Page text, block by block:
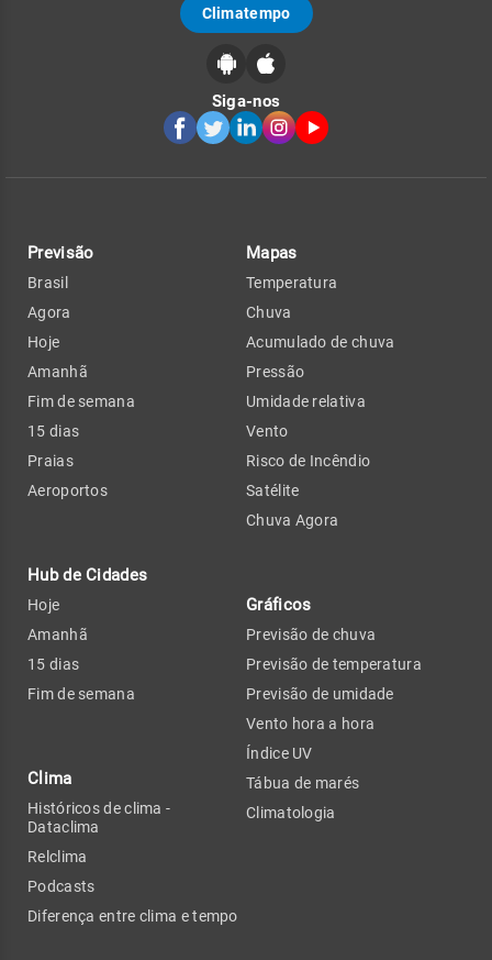
Climatempo
Siga-nos
Previsão
Brasil
Agora
Hoje
Amanhã
Fim de semana
15 dias
Praias
Aeroportos
Hub de Cidades
Hoje
Amanhã
15 dias
Fim de semana
Clima
Históricos de clima -
Dataclima
Relclima
Podcasts
Diferença entre clima e tempo
Mapas
Temperatura
Chuva
Acumulado de chuva
Pressão
Umidade relativa
Vento
Risco de Incêndio
Satélite
Chuva Agora
Gráficos
Previsão de chuva
Previsão de temperatura
Previsão de umidade
Vento hora a hora
Índice UV
Tábua de marés
Climatologia